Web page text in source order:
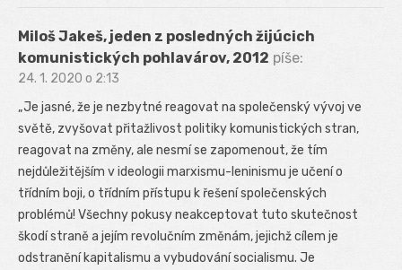
Miloš Jakeš, jeden z posledných žijúcich
komunistických pohlavárov, 2012 píše:
24. 1. 2020 o 2:13
„Je jasné, že je nezbytné reagovat na společenský vývoj ve
světě, zvyšovat přitažlivost politiky komunistických stran,
reagovat na změny, ale nesmí se zapomenout, že tím
nejdůležitějším v ideologii marxismu-leninismu je učení o
třídním boji, o třídním přístupu k řešení společenských
problémů! Všechny pokusy neakceptovat tuto skutečnost
škodí straně a jejím revolučním změnám, jejichž cílem je
odstranění kapitalismu a vybudování socialismu. Je